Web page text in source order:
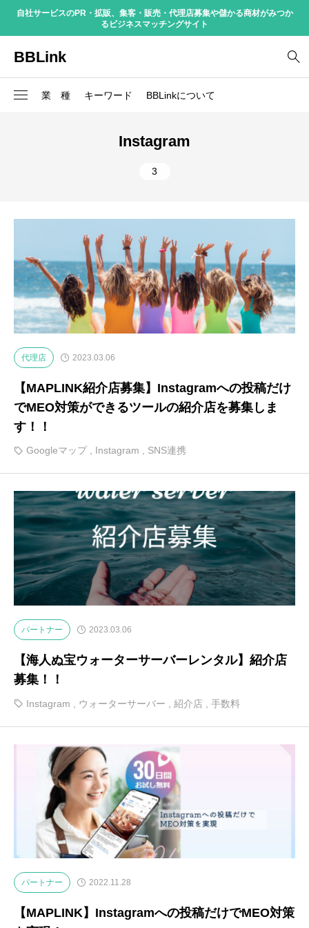
自社サービスのPR・拡販、集客・販売・代理店募集や儲かる商材がみつか
るビジネスマッチングサイト
BBLink
業 種 キーワード BBLinkについて
3
3
SNS連携 2
ウォーターサーバー 1
テイクアウト 1
店舗経営
手数料
新商品
消費電力
Instagram
3
代理店 2023.03.06
【MAPLINK紹介店募集】Instagramへの投稿だけ
でMEO対策ができるツールの紹介店を募集しま
す！！
Googleマップ , Instagram , SNS連携
パートナー 2023.03.06
【海人ぬ宝ウォーターサーバーレンタル】紹介店
募集！！
Instagram ウォーターサーバー 紹介店 手数料
パートナー 2022.11.28
【MAPLINK】Instagramへの投稿だけでMEO対策